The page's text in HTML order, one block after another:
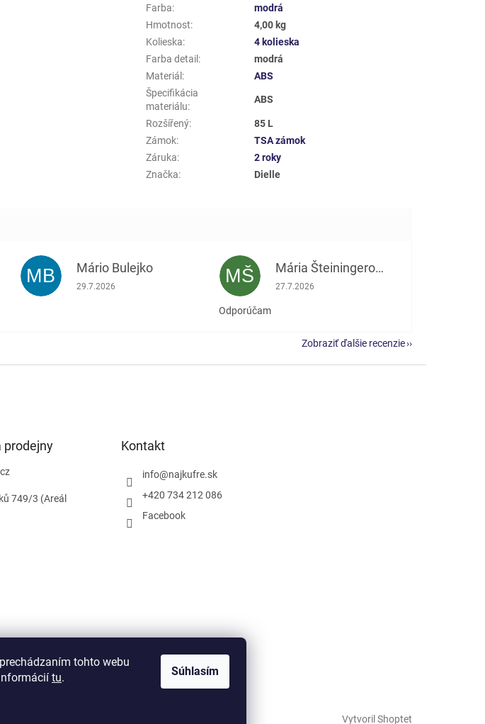
tohto webu
tu. Súhlasím
Farba:
modrá
Hmotnost:
4,00 kg
Kolieska:
4 kolieska
Farba detail :
modrá
Materiál :
ABS
Špecifikácia
materiálu:
ABS
Rozšířený:
85 L
Zámok:
TSA zámok
Záruka:
2 roky
Značka: Dielle
hviezdičiek.
MB Mário Bulejko
Hodnotenie obchodu je 5 z 5 hviezdičiek.
29.7.2026 MŠ Mária Šteiningerová
Hodnotenie obchodu je 5 z 5 hviezdičiek.
27.7.2026
Odporúčam
Zobraziť ďalšie recenzie
prodejny
749/3 (Areál
Kontakt
info@najkufre.sk
+420 734 212 086
Facebook
Vytvoril Shoptet